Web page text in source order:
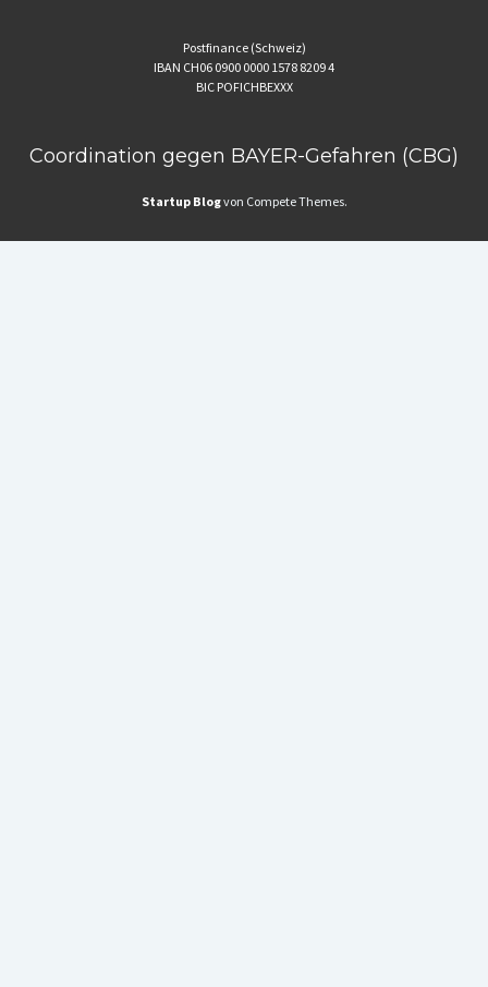
Postfinance (Schweiz)
IBAN CH06 0900 0000 1578 8209 4
BIC POFICHBEXXX
Coordination gegen BAYER-Gefahren (CBG)
Startup Blogvon Compete Themes.